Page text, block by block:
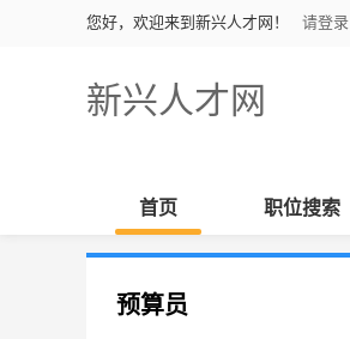
您好，欢迎来到新兴人才网！ 请登录
新兴人才网
首页 职位搜索
预算员